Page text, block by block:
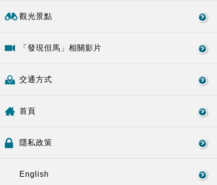
觀光景點
「發現但馬」相關影片
交通方式
首頁
隱私政策
English